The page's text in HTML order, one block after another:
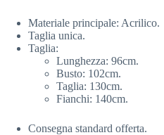
Materiale principale: Acrilico.
Taglia unica.
Taglia:
Lunghezza: 96cm.
Busto: 102cm.
Taglia: 130cm.
Fianchi: 140cm.
Consegna standard offerta.